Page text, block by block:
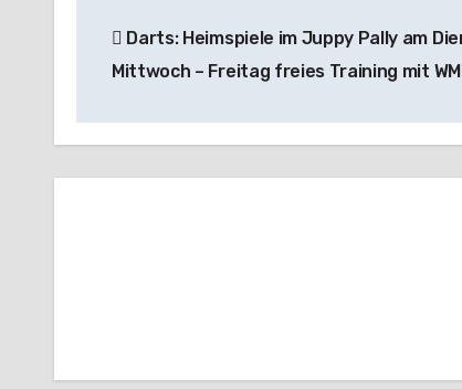
Darts: Heimspiele im Juppy Pally am
Mittwoch – Freitag freies Training mit